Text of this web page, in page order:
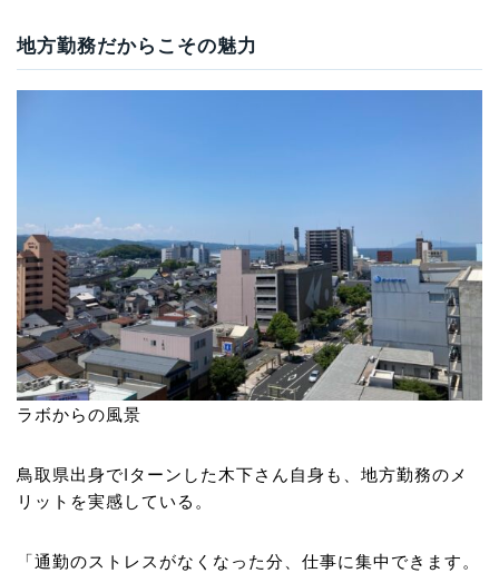
地方勤務だからこその魅力
ラボからの風景
鳥取県出身でIターンした木下さん自身も、地方勤務のメ
リットを実感している。
「通勤のストレスがなくなった分、仕事に集中できます。